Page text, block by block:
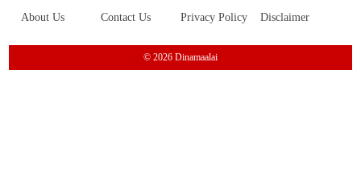
About Us Contact Us Privacy Policy Disclaimer
© 2026 Dinamaalai